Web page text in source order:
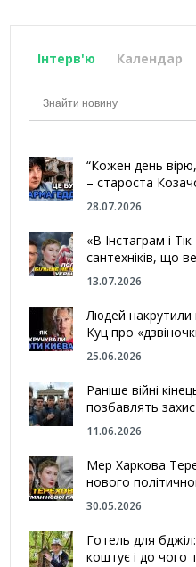
Інтерв'ю Календар
“Кожен день
– староста
28.07.2026
«В Інстаграм і
сантехніків, що
13.07.2026
Людей накрутили
Куц про
25.06.2026
Раніше війні
позбавлять
11.06.2026
Мер Харкова
нового
30.05.2026
Готель для
коштує і до чого